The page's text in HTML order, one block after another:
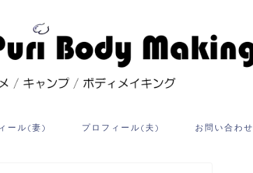
ール(妻) プロフィール(夫) お問い合わせ